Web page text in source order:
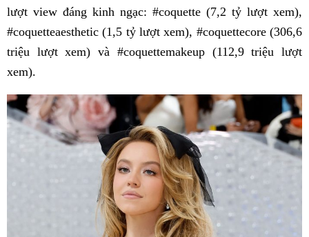
lượt view đáng kinh ngạc: #coquette (7,2 tỷ lượt xem),
#coquetteaesthetic (1,5 tỷ lượt xem), #coquettecore (306,6
triệu lượt xem) và #coquettemakeup (112,9 triệu lượt
xem).